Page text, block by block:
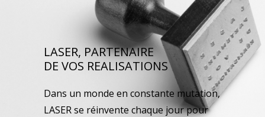
LASER, PARTENAIRE
DE VOS REALISATIONS
Dans un monde en constante mutation,
LASER se réinvente chaque jour pour